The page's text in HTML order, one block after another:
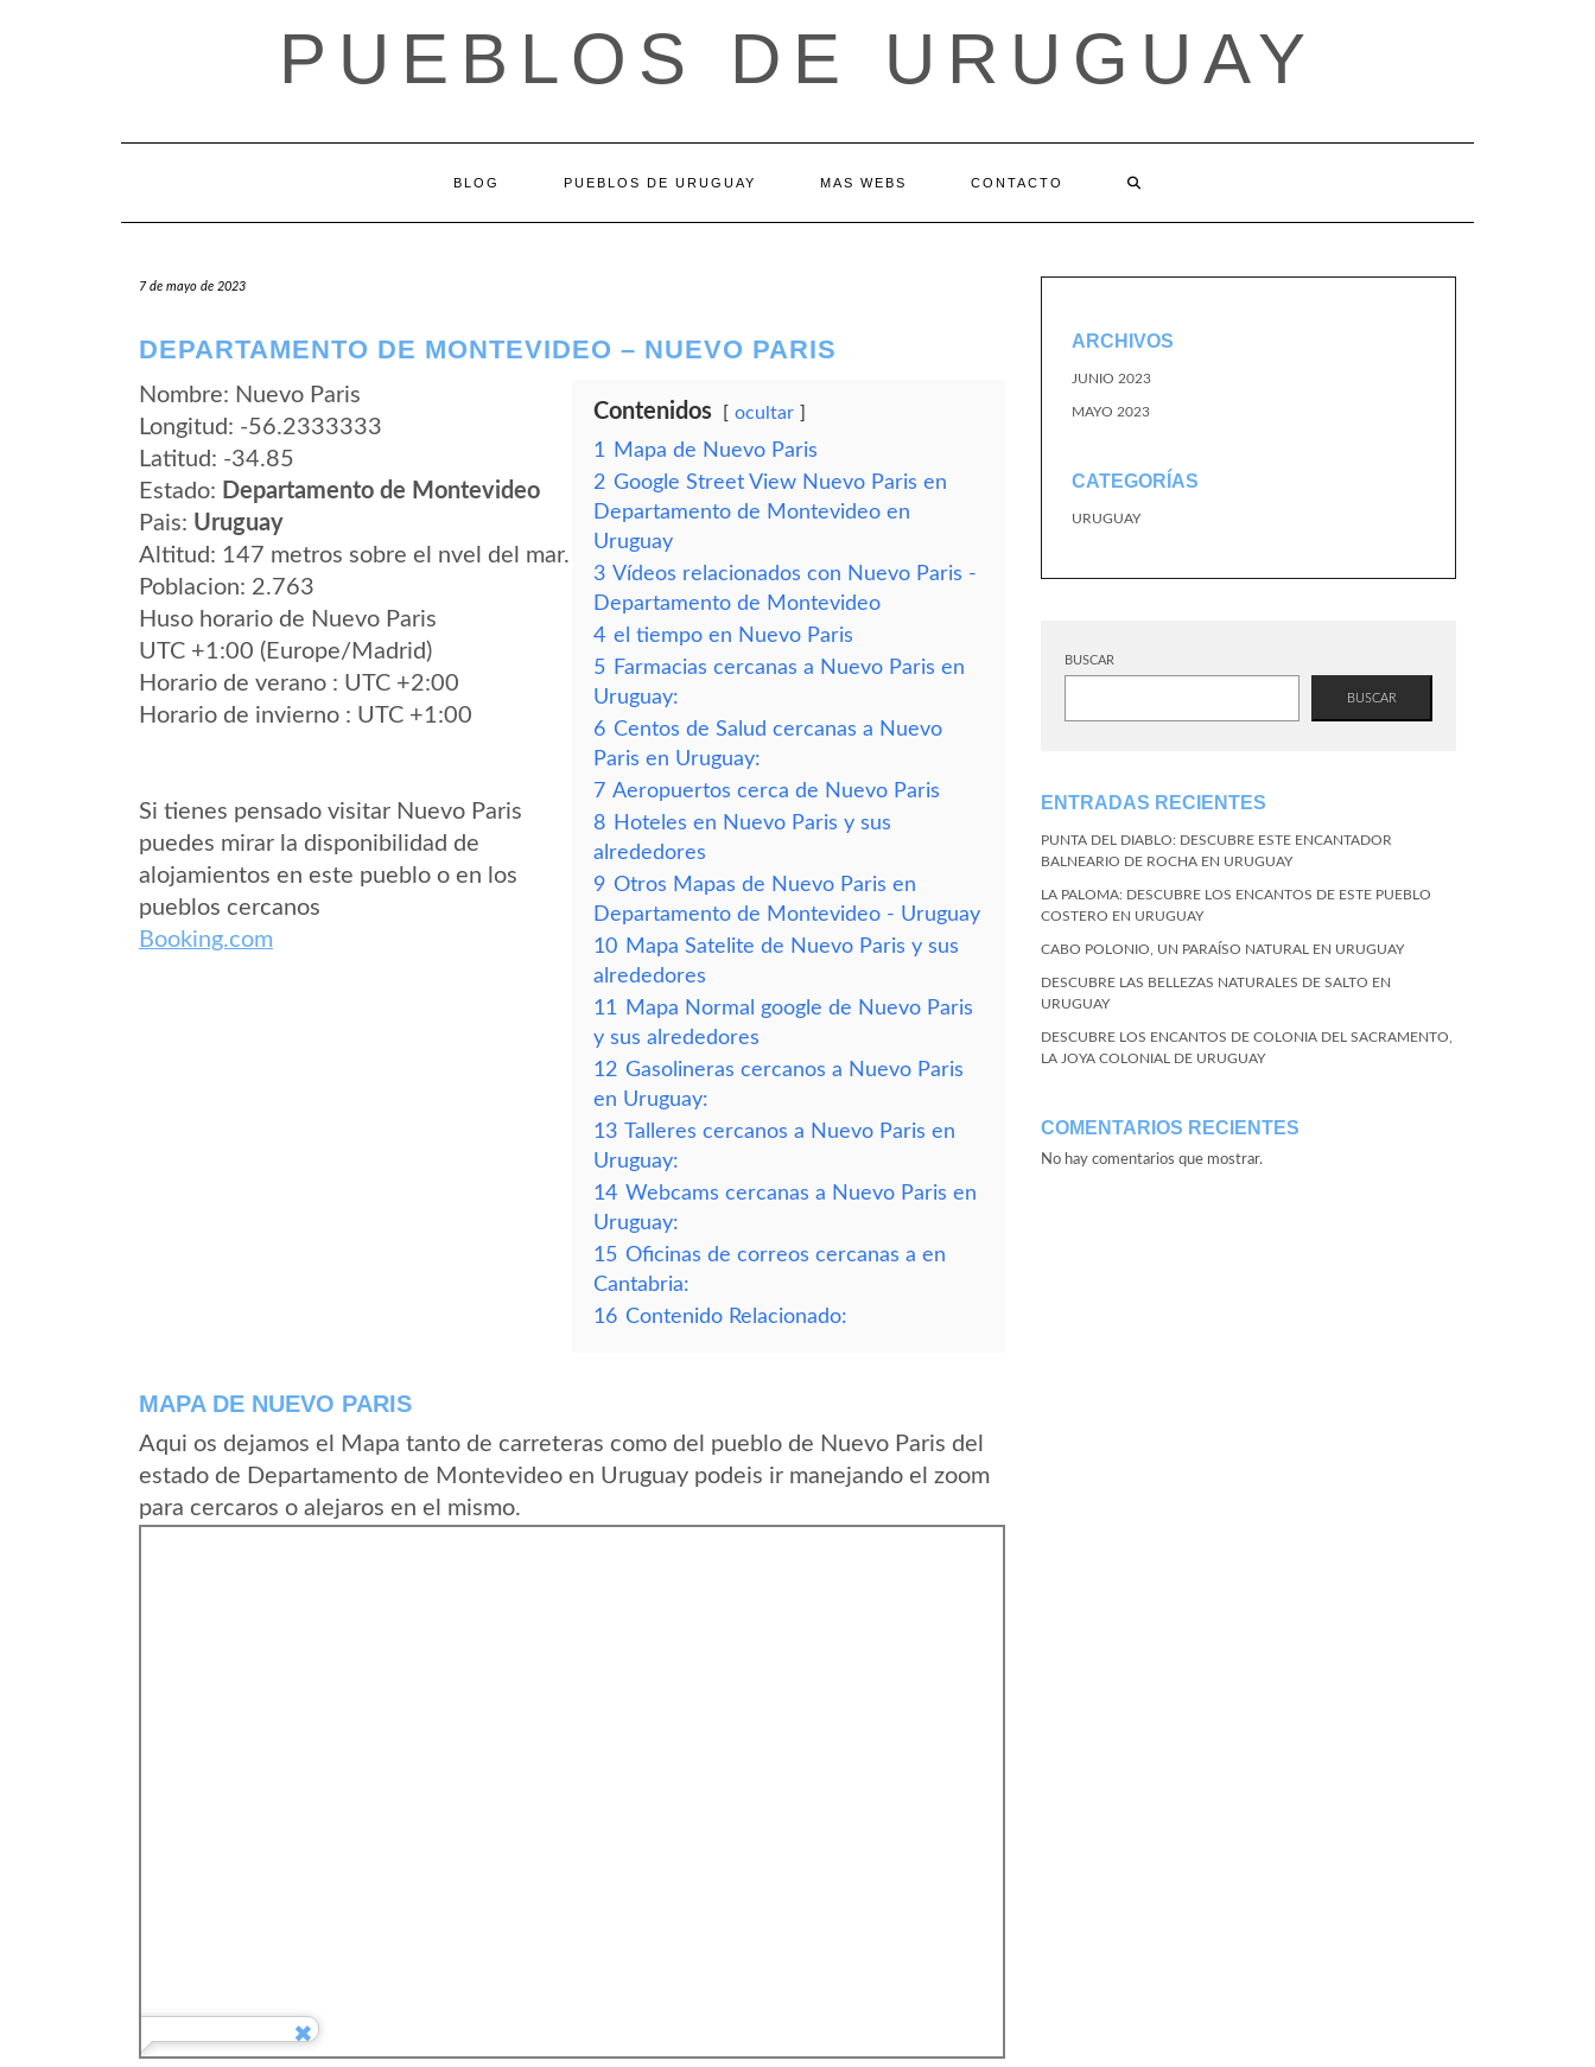
PUEBLOS DE URUGUAY
BLOG PUEBLOS DE URUGUAY MAS WEBS CONTACTO
7 de mayo de 2023
DEPARTAMENTO DE MONTEVIDEO – NUEVO PARIS
Nombre: Nuevo Paris
Longitud: -56.2333333
Latitud: -34.85
Estado: Departamento de Montevideo
Pais: Uruguay
Altitud: 147 metros sobre el nvel del mar.
Poblacion: 2.763
Huso horario de Nuevo Paris
UTC +1:00 (Europe/Madrid)
Horario de verano : UTC +2:00
Horario de invierno : UTC +1:00
Si tienes pensado visitar Nuevo Paris
puedes mirar la disponibilidad de
alojamientos en este pueblo o en los
pueblos cercanos
Booking.com
Contenidos ocultar
1
Mapa de Nuevo Paris
2 Google Street View Nuevo Paris en
Departamento de Montevideo en
Uruguay
3 Vídeos relacionados con Nuevo Paris -
Departamento de Montevideo
4 el tiempo en Nuevo Paris
5 Farmacias cercanas a Nuevo Paris en
Uruguay:
6 Centos de Salud cercanas a Nuevo
Paris en Uruguay:
7 Aeropuertos cerca de Nuevo Paris
8 Hoteles en Nuevo Paris y sus
alrededores
9 Otros Mapas de Nuevo Paris en
Departamento de Montevideo - Uruguay
10 Mapa Satelite de Nuevo Paris y sus
alrededores
11
Mapa Normal google de Nuevo Paris
y sus alrededores
12 Gasolineras cercanos a Nuevo Paris
en Uruguay:
13 Talleres cercanos a Nuevo Paris en
Uruguay:
14 Webcams cercanas a Nuevo Paris en
Uruguay:
15 Oficinas de correos cercanas a en
Cantabria:
16 Contenido Relacionado:
MAPA DE NUEVO PARIS
Aqui os dejamos el Mapa tanto de carreteras como del pueblo de Nuevo Paris del
estado de Departamento de Montevideo en Uruguay podeis ir manejando el zoom
para cercaros o alejaros en el mismo.
ARCHIVOS
JUNIO 2023
MAYO 2023
CATEGORÍAS
URUGUAY
BUSCAR
BUSCAR
ENTRADAS RECIENTES
PUNTA DEL DIABLO: DESCUBRE ESTE ENCANTADOR
BALNEARIO DE ROCHA EN URUGUAY
LA PALOMA: DESCUBRE LOS ENCANTOS DE ESTE PUEBLO
COSTERO EN URUGUAY
CABO POLONIO, UN PARAÍSO NATURAL EN URUGUAY
DESCUBRE LAS BELLEZAS NATURALES DE SALTO EN
URUGUAY
DESCUBRE LOS ENCANTOS DE COLONIA DEL SACRAMENTO,
LA JOYA COLONIAL DE URUGUAY
COMENTARIOS RECIENTES
No hay comentarios que mostrar.